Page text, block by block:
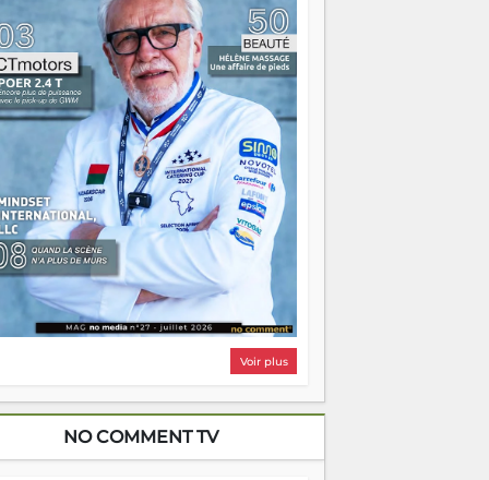
on pourrait s'arrêter là, applaudir et
chez soi satisfait. Mais ce serait
à côté d'une chose essentielle. La
ça brûle fort — et parfois, ça brûle
Une flamme sans direction peut
autant qu'elle peut consumer. C'est
que les aînés entrent en scène — pas
reprendre le gouvernail, mais pour
où sont les récifs. Les jeunes ont la
les vieux ont l'expérience, comme on
Ce n'est pas un combat de générations
c'est une question d'équipage. Partagez
réussites, mais aussi vos échecs. Surtout
échecs, d'ailleurs — ils enseignent
que n'importe quel manuel. À
la barque avance. Il faut juste
que tout le monde rame dans le
Voir plus
NO COMMENT TV